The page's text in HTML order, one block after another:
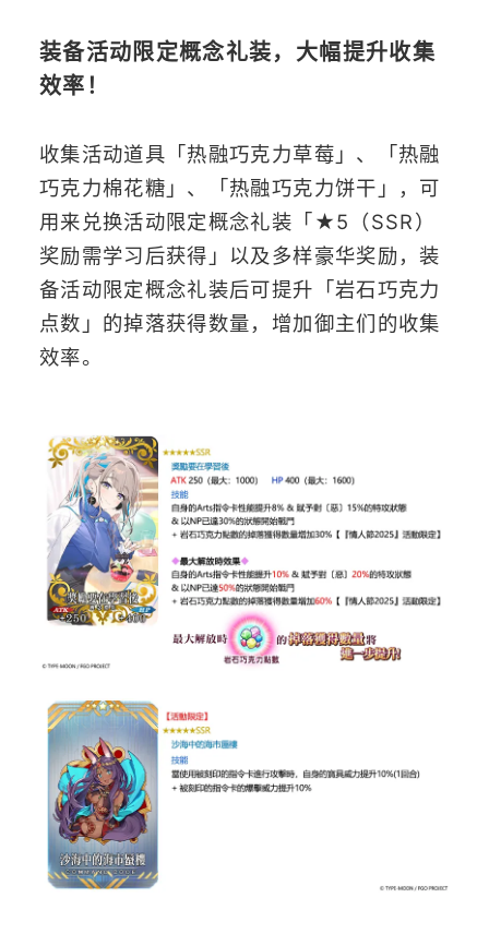
装备活动限定概念礼装，大幅提升收集
效率！
收集活动道具「热融巧克力草莓」、「热融
巧克力棉花糖」、「热融巧克力饼干」，可
用来兑换活动限定概念礼装「★5（SSR）
奖励需学习后获得」以及多样豪华奖励，装
备活动限定概念礼装后可提升「岩石巧克力
点数」的掉落获得数量，增加御主们的收集
效率。